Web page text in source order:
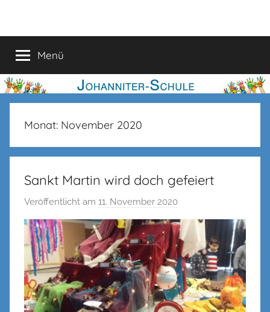
Schule
Menü
Monat: November 2020
Sankt Martin wird doch gefeiert
Veröffentlicht am 11. November 2020
o
n
n
e
n
k